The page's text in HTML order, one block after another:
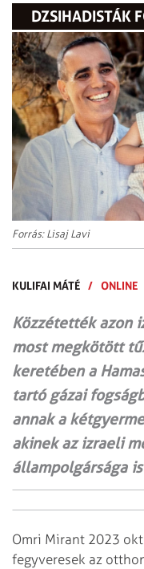
DZSIHADISTÁK
Forrás: Lisaj Lavi
KULIFAI MÁTÉ / ONLINE
Közzétették azon
most megkötött
keretében a
tartó gázai
annak a
akinek az izraeli
állampolgársága
Omri Mirant 2023
fegyveresek az